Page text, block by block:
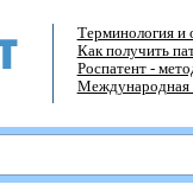
Терминология и
Как получить
Роспатент -
Международная